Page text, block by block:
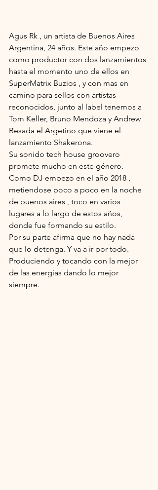
Agus Rk , un artista de Buenos Aires
Argentina, 24 años. Este año empezo
como productor con dos lanzamientos
hasta el momento uno de ellos en
SuperMatrix Buzios , y con mas en
camino para sellos con artistas
reconocidos, junto al label tenemos a
Tom Keller, Bruno Mendoza y Andrew
Besada el Argetino que viene el
lanzamiento Shakerona.
Su sonido tech house groovero
promete mucho en este género.
Como DJ empezo en el año 2018 ,
metiendose poco a poco en la noche
de buenos aires , toco en varios
lugares a lo largo de estos años,
donde fue formando su estilo.
Por su parte afirma que no hay nada
que lo detenga. Y va a ir por todo.
Produciendo y tocando con la mejor
de las energias dando lo mejor
siempre.